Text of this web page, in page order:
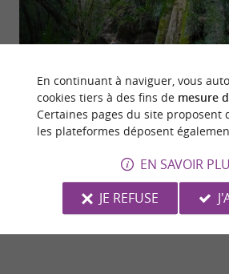
Les cascades pétrifiantes de
les-Cascades
65 m - Roquefort-les-Cascades
Séjours / Weekend
En continuant à naviguer, vous
cookies tiers à des fins de mesure
Certaines pages du site proposent
les plateformes déposent
EN SAVOIR
JE REFUSE